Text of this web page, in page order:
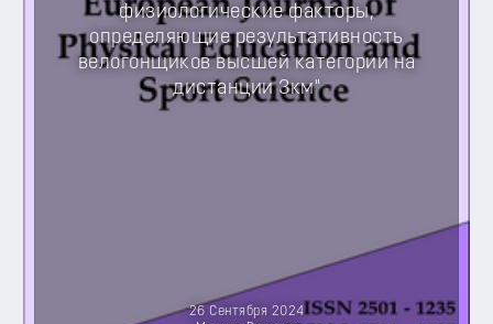
физиологические факторы,
определяющие результативность
велогонщиков высшей категории на
дистанции 3км"
26 Сентября 2024